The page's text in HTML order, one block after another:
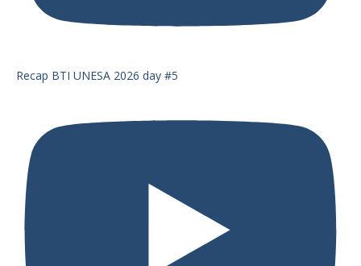
Recap BTI UNESA 2026 day #5